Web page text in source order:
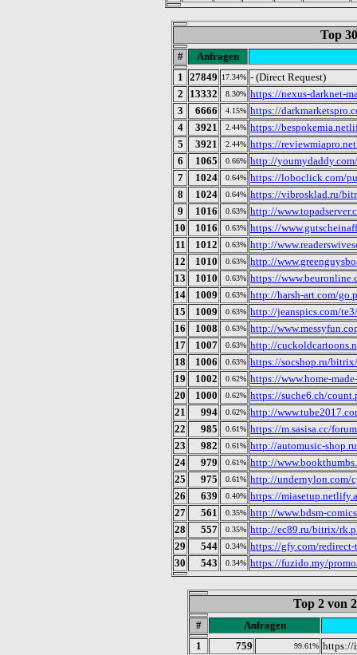
Top
#
Anfragen
1
27849 17.34% - (Direct Request)
2
13332 8.30% https://nexus-darknet-
3
6666 4.15% https://
4
3921 2.44% https://
5
3921 2.44% https://
6
1065 0.66% http://
7
1024 0.64% https://loboclick.com/
8
1024 0.64% https://vibrosklad.ru/
9
1016 0.63% http://
10
1016 0.63% https://
11
1012 0.63% http://
12
1010 0.63% http://
13
1010 0.63% https://
14
1009 0.63% http://harsh-art.com/
15
1009 0.63% http://jeanspics.com/
16
1008 0.63% http://
17
1007 0.63% http://
18
1006 0.63% https://socshop.ru/
19
1002 0.62% https://www.home-
20
1000 0.62% https://suche6.ch/
21
994 0.62% http://
22
985 0.61% https://m.sasisa.cc/
23
982 0.61% http://automusic-
24
979 0.61% http://
25
975 0.61% http://undernylon.com/
26
639 0.40% https://
27
561 0.35% http://www.bdsm-
28
557 0.35% http://ec89.ru/bitrix/
29
544 0.34% https://gfy.com/
30
543 0.34% https://fuzido.my/
Top 2 von
#
Anfragen
1
759 99.61% https://